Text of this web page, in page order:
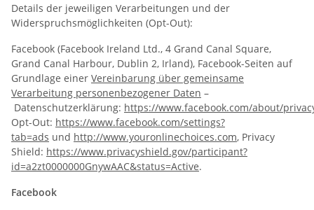
Details der jeweiligen Verarbeitungen und der
Widerspruchsmöglichkeiten (Opt-Out):
Facebook (Facebook Ireland Ltd., 4 Grand Canal Square,
Grand Canal Harbour, Dublin 2, Irland), Facebook-Seiten auf
Grundlage einer Vereinbarung über gemeinsame
Verarbeitung personenbezogener Daten –
Datenschutzerklärung: https://www.facebook.com/about/
Opt-Out: https://www.facebook.com/settings?
tab=ads und http://www.youronlinechoices.com, Privacy
Shield: https://www.privacyshield.gov/participant?
id=a2zt0000000GnywAAC&status=Active.
Facebook